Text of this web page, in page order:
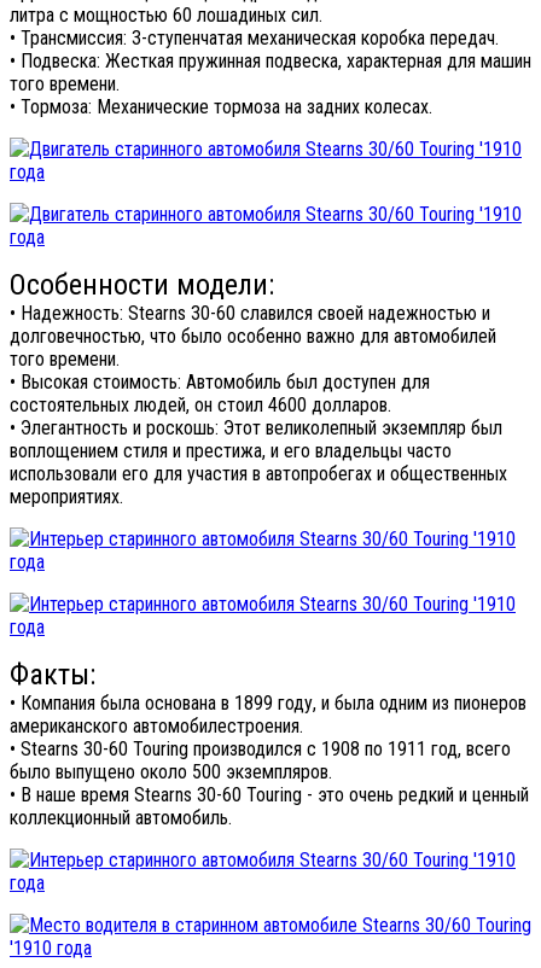
литра с мощностью 60 лошадиных сил.
• Трансмиссия: 3-ступенчатая механическая коробка передач.
• Подвеска: Жесткая пружинная подвеска, характерная для машин
того времени.
• Тормоза: Механические тормоза на задних колесах.
Особенности модели:
• Надежность: Stearns 30-60 славился своей надежностью и
долговечностью, что было особенно важно для автомобилей
того времени.
• Высокая стоимость: Автомобиль был доступен для
состоятельных людей, он стоил 4600 долларов.
• Элегантность и роскошь: Этот великолепный экземпляр был
воплощением стиля и престижа, и его владельцы часто
использовали его для участия в автопробегах и общественных
мероприятиях.
Факты:
• Компания была основана в 1899 году, и была одним из пионеров
американского автомобилестроения.
• Stearns 30-60 Touring производился с 1908 по 1911 год, всего
было выпущено около 500 экземпляров.
• В наше время Stearns 30-60 Touring - это очень редкий и ценный
коллекционный автомобиль.